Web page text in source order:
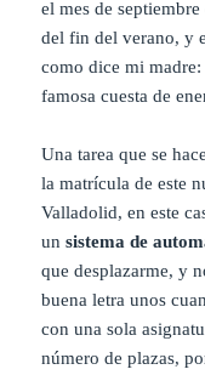
el mes de
del fin del verano, y
como dice mi
famosa cuesta de
Una tarea que se
la matrícula de este
Valladolid, en este
un sistema de
que desplazarme, y
buena letra unos
con una sola
número de plazas,